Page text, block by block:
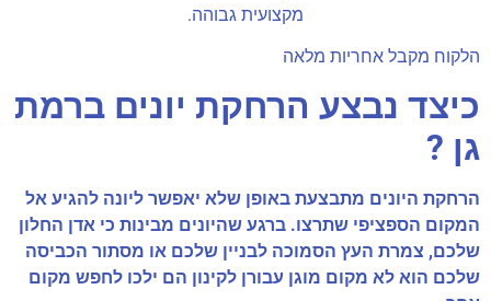
מקצועית גבוהה.
הלקוח מקבל אחריות מלאה
כיצד נבצע הרחקת יונים ברמת
גן ?
הרחקת היונים מתבצעת באופן שלא יאפשר ליונה להגיע אל
המקום הספציפי שתרצו. ברגע שהיונים מבינות כי אדן החלון
שלכם, צמרת העץ הסמוכה לבניין שלכם או מסתור הכביסה
שלכם הוא לא מקום מוגן עבורן לקינון הם ילכו לחפש מקום